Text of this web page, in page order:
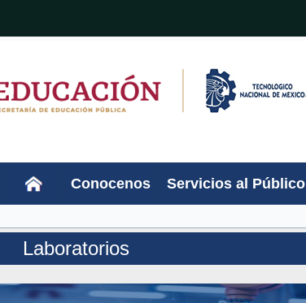
Conocenos Servicios al Público
Laboratorios